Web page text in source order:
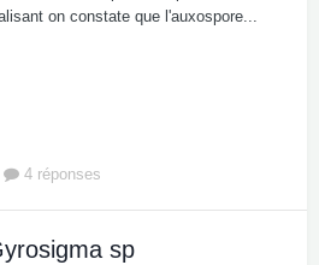
on constate que l'auxospore...
4 réponses
sp